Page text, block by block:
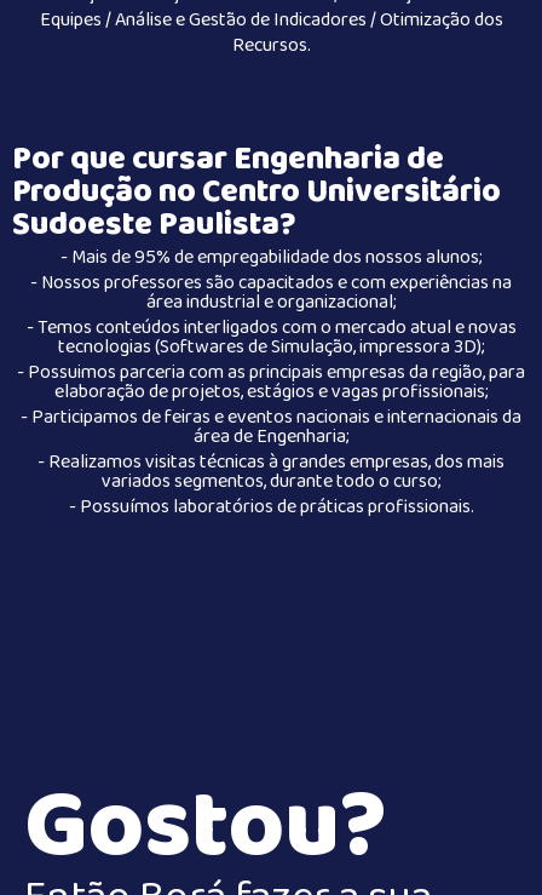
Equipes / Análise e Gestão de Indicadores / Otimização dos
Recursos.
Por que cursar Engenharia de
Produção no Centro Universitário
Sudoeste Paulista?
- Mais de 95% de empregabilidade dos nossos alunos;
- Nossos professores são capacitados e com experiências na
área industrial e organizacional;
- Temos conteúdos interligados com o mercado atual e novas
tecnologias (Softwares de Simulação, impressora 3D);
- Possuimos parceria com as principais empresas da região, para
elaboração de projetos, estágios e vagas profissionais;
- Participamos de feiras e eventos nacionais e internacionais da
área de Engenharia;
- Realizamos visitas técnicas à grandes empresas, dos mais
variados segmentos, durante todo o curso;
- Possuímos laboratórios de práticas profissionais.
Gostou?